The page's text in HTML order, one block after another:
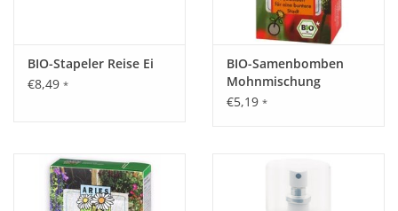
BIO-Stapeler Reise Ei
€8,49 *
BIO-Samenbomben
Mohnmischung
€5,19 *